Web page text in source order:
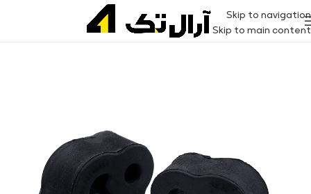
Skip to navigation
Skip to main content